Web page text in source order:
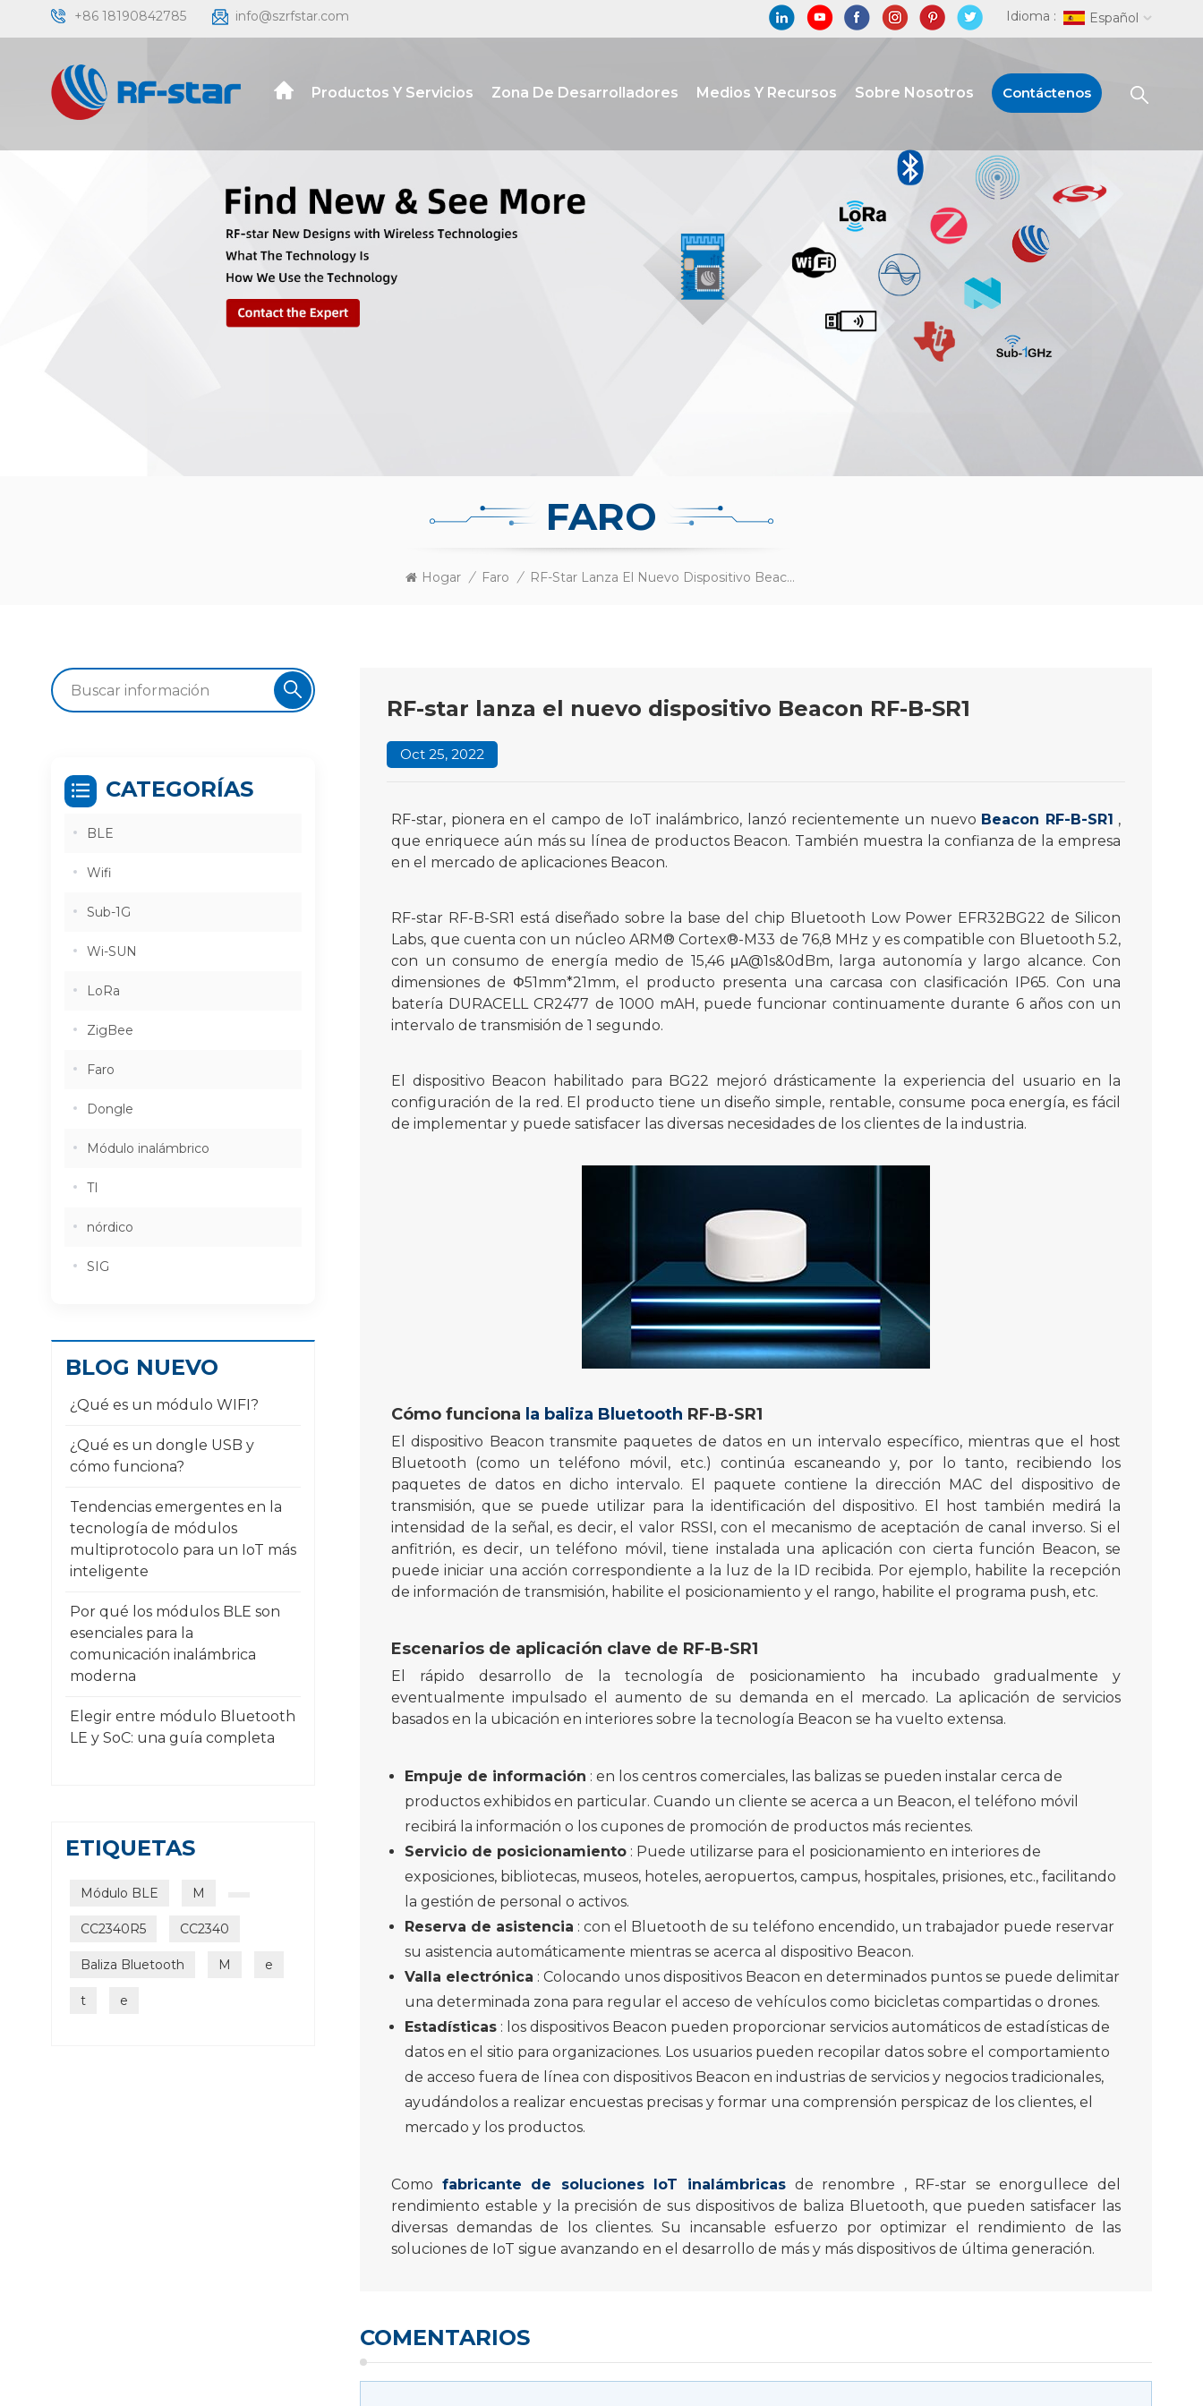
+86 18190842785 info@szrfstar.com Idioma : Español
Productos Y Servicios Zona De Desarrolladores Medios Y Recursos Sobre Nosotros Contáctenos
FARO
Hogar / Faro / RF-Star Lanza El Nuevo Dispositivo Beacon RF-B-SR1
RF-star lanza el nuevo dispositivo Beacon RF-B-SR1
Oct 25, 2022
RF-star, pionera en el campo de IoT inalámbrico, lanzó recientemente un nuevo Beacon RF-B-SR1 ,
que enriquece aún más su línea de productos Beacon. También muestra la confianza de la empresa
en el mercado de aplicaciones Beacon.
RF-star RF-B-SR1 está diseñado sobre la base del chip Bluetooth Low Power EFR32BG22 de Silicon
Labs, que cuenta con un núcleo ARM® Cortex®-M33 de 76,8 MHz y es compatible con Bluetooth 5.2,
con un consumo de energía medio de 15,46 μA@1s&0dBm, larga autonomía y largo alcance. Con
dimensiones de Φ51mm*21mm, el producto presenta una carcasa con clasificación IP65. Con una
batería DURACELL CR2477 de 1000 mAH, puede funcionar continuamente durante 6 años con un
intervalo de transmisión de 1 segundo.
El dispositivo Beacon habilitado para BG22 mejoró drásticamente la experiencia del usuario en la
configuración de la red. El producto tiene un diseño simple, rentable, consume poca energía, es fácil
de implementar y puede satisfacer las diversas necesidades de los clientes de la industria.
Cómo funciona la baliza Bluetooth RF-B-SR1
El dispositivo Beacon transmite paquetes de datos en un intervalo específico, mientras que el host
Bluetooth (como un teléfono móvil, etc.) continúa escaneando y, por lo tanto, recibiendo los
paquetes de datos en dicho intervalo. El paquete contiene la dirección MAC del dispositivo de
transmisión, que se puede utilizar para la identificación del dispositivo. El host también medirá la
intensidad de la señal, es decir, el valor RSSI, con el mecanismo de aceptación de canal inverso. Si el
anfitrión, es decir, un teléfono móvil, tiene instalada una aplicación con cierta función Beacon, se
puede iniciar una acción correspondiente a la luz de la ID recibida. Por ejemplo, habilite la recepción
de información de transmisión, habilite el posicionamiento y el rango, habilite el programa push, etc.
Escenarios de aplicación clave de RF-B-SR1
El rápido desarrollo de la tecnología de posicionamiento ha incubado gradualmente y
eventualmente impulsado el aumento de su demanda en el mercado. La aplicación de servicios
basados ​​en la ubicación en interiores sobre la tecnología Beacon se ha vuelto extensa.
Empuje de información : en los centros comerciales, las balizas se pueden instalar cerca de
productos exhibidos en particular. Cuando un cliente se acerca a un Beacon, el teléfono móvil
recibirá la información o los cupones de promoción de productos más recientes.
Servicio de posicionamiento : Puede utilizarse para el posicionamiento en interiores de
exposiciones, bibliotecas, museos, hoteles, aeropuertos, campus, hospitales, prisiones, etc., facilitando
la gestión de personal o activos.
Reserva de asistencia : con el Bluetooth de su teléfono encendido, un trabajador puede reservar
su asistencia automáticamente mientras se acerca al dispositivo Beacon.
Valla electrónica : Colocando unos dispositivos Beacon en determinados puntos se puede delimitar
una determinada zona para regular el acceso de vehículos como bicicletas compartidas o drones.
Estadísticas : los dispositivos Beacon pueden proporcionar servicios automáticos de estadísticas de
datos en el sitio para organizaciones. Los usuarios pueden recopilar datos sobre el comportamiento
de acceso fuera de línea con dispositivos Beacon en industrias de servicios y negocios tradicionales,
ayudándolos a realizar encuestas precisas y formar una comprensión perspicaz de los clientes, el
mercado y los productos.
Como fabricante de soluciones IoT inalámbricas de renombre , RF-star se enorgullece del
rendimiento estable y la precisión de sus dispositivos de baliza Bluetooth, que pueden satisfacer las
diversas demandas de los clientes. Su incansable esfuerzo por optimizar el rendimiento de las
soluciones de IoT sigue avanzando en el desarrollo de más y más dispositivos de última generación.
COMENTARIOS
CATEGORÍAS
BLE
Wifi
Sub-1G
Wi-SUN
LoRa
ZigBee
Faro
Dongle
Módulo inalámbrico
TI
nórdico
SIG
BLOG NUEVO
¿Qué es un módulo WIFI?
¿Qué es un dongle USB y
cómo funciona?
Tendencias emergentes en la
tecnología de módulos
multiprotocolo para un IoT más
inteligente
Por qué los módulos BLE son
esenciales para la
comunicación inalámbrica
moderna
Elegir entre módulo Bluetooth
LE y SoC: una guía completa
ETIQUETAS
Módulo BLE M
CC2340R5 CC2340
Baliza Bluetooth M e
t e